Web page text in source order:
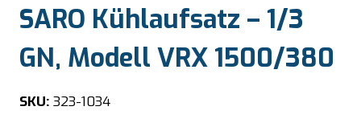
SARO Kühlaufsatz – 1/3
GN, Modell VRX 1500/380
SKU: 323-1034